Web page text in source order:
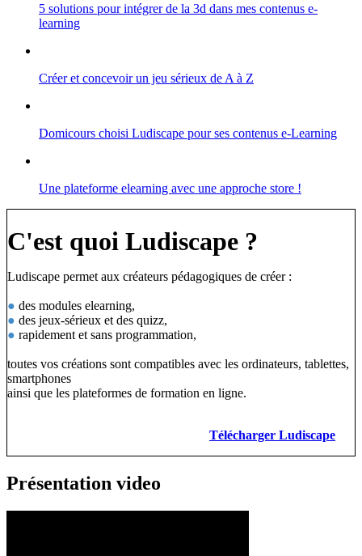
5 solutions pour intégrer de la 3d dans mes contenus e-
learning
Créer et concevoir un jeu sérieux de A à Z
Domicours choisi Ludiscape pour ses contenus e-Learning
Une plateforme elearning avec une approche store !
C'est quoi Ludiscape ?
Ludiscape permet aux créateurs pédagogiques de créer :
● des modules elearning,
● des jeux-sérieux et des quizz,
● rapidement et sans programmation,
toutes vos créations sont compatibles avec les ordinateurs, tablettes,
smartphones
ainsi que les plateformes de formation en ligne.
Télécharger Ludiscape
Présentation video